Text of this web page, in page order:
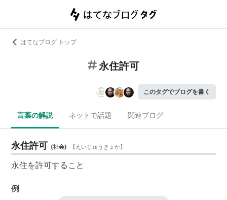
はてなブログ トップ
永住許可
このタグでブログを書く
言葉の解説 ネットで話題 関連ブログ
永住許可 (社会) 【 えいじゅうきょか】
永住を許可すること
例